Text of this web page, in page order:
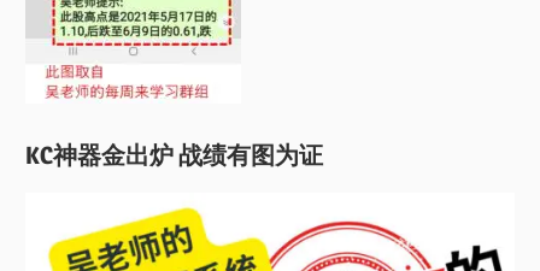
KC神器金出炉 战绩有图为证